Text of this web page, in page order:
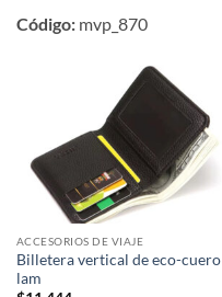
Código: mvp_870
ACCESORIOS DE VIAJE
Billetera vertical de eco-cuero
lam